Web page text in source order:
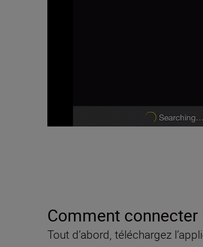
Comment
Tout d’abord, téléchargez